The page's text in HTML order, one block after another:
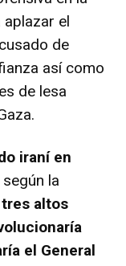
aplazar el
de
así como
de lesa
iraní en
la
tres altos
el General